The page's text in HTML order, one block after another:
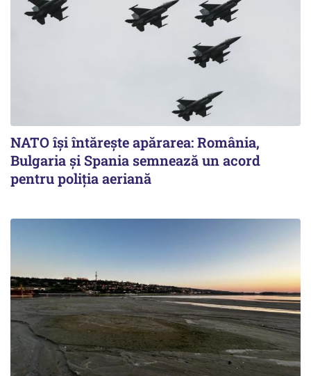
NATO își întărește apărarea: România,
Bulgaria și Spania semnează un acord
pentru poliția aeriană